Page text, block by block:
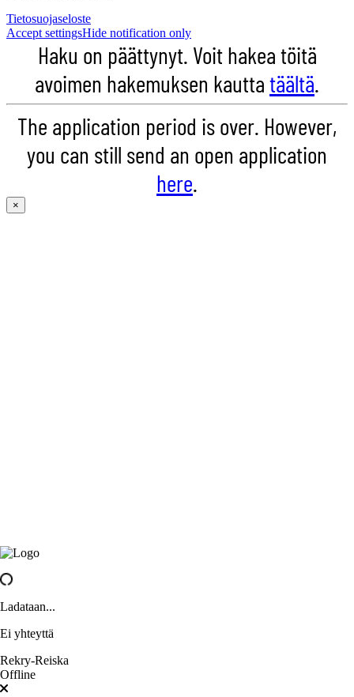
Ladataan...
Ei yhteyttä
Rekry-Reiska
Offline
Tietosuojaseloste
Accept settingsHide notification only
Haku on päättynyt. Voit hakea töitä
avoimen hakemuksen kauttatäältä.
The application period is over. However,
you can still send an open application
here.
×